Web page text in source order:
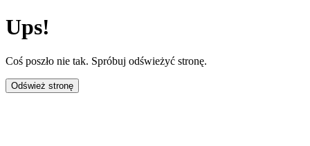
Ups!
Coś poszło nie tak. Spróbuj odświeżyć stronę.
Odśwież stronę